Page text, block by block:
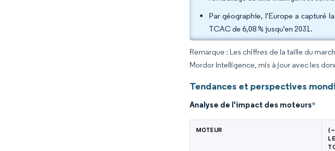
Par géographie, l'Europe a capturé
TCAC de 6,08 % jusqu'en 2031.
Remarque : Les chiffres de la taille du
Mordor Intelligence, mis à jour avec les
Tendances et perspectives
Analyse de l'impact des moteurs*
MOTEUR